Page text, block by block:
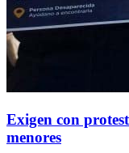
Exigen con
menores